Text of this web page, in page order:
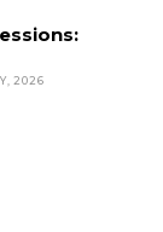
2026